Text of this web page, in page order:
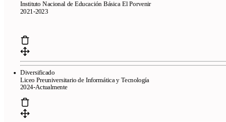
Instituto Nacional de Educación Básica El Porvenir
2021-2023
Diversificado
Liceo Preuniversitario de Informática y Tecnología
2024-Actualmente
Terms of Service
Copyright © 2026